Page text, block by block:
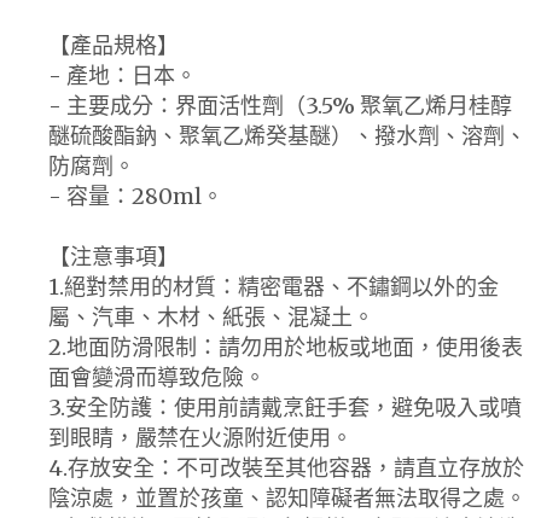
【產品規格】
- 產地：日本。
- 主要成分：界面活性劑（3.5% 聚氧乙烯月桂醇
醚硫酸酯鈉、聚氧乙烯癸基醚）、撥水劑、溶劑、
防腐劑。
- 容量：280ml。
【注意事項】
1.絕對禁用的材質：精密電器、不鏽鋼以外的金
屬、汽車、木材、紙張、混凝土。
2.地面防滑限制：請勿用於地板或地面，使用後表
面會變滑而導致危險。
3.安全防護：使用前請戴烹飪手套，避免吸入或噴
到眼睛，嚴禁在火源附近使用。
4.存放安全：不可改裝至其他容器，請直立存放於
陰涼處，並置於孩童、認知障礙者無法取得之處。